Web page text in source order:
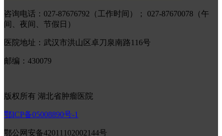
咨询电话：027-87676792（工作时间）； 027-87670078（午
间、夜间、节假日）
医院地址：武汉市洪山区卓刀泉南路116号
邮编：430079
版权所有 湖北省肿瘤医院
鄂ICP备05008890号-1
鄂公网安备42011102002144号